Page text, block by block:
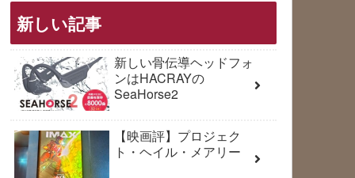
新しい記事
新しい骨伝導ヘッドフォ
ンはHACRAYの
SeaHorse2
【映画評】プロジェク
ト・ヘイル・メアリー